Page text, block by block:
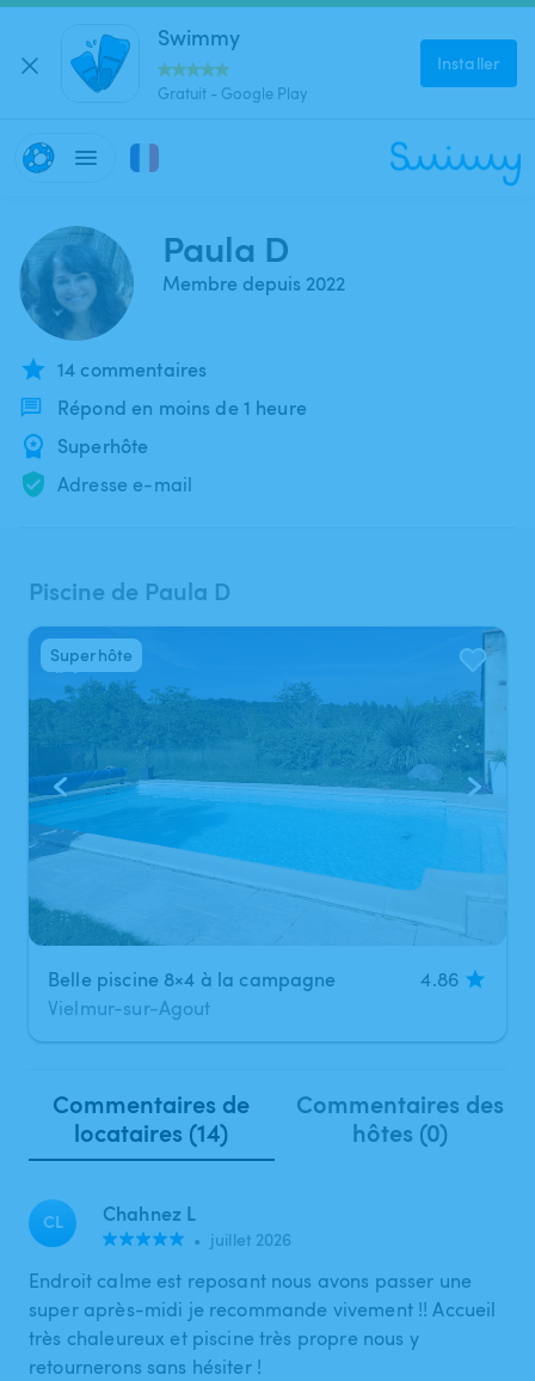
Swimmy
Gratuit - Google Play
Installer
Paula D
Membre depuis 2022
14 commentaires
Répond en moins de 1 heure
Superhôte
Adresse e-mail
Piscine de Paula D
1/4
Belle piscine 8×4 à la campagne
4.86
Vielmur-sur-Agout
Superhôte
Commentaires de
locataires (14)
Commentaires des
hôtes (0)
CL Chahnez L
• juillet 2026
Endroit calme est reposant nous avons passer une
super après-midi je recommande vivement !! Accueil
très chaleureux et piscine très propre nous y
retournerons sans hésiter !